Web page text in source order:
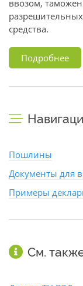
ввозом,
средства.
Подробнее
Пошлины
Документы для
Примеры
См.